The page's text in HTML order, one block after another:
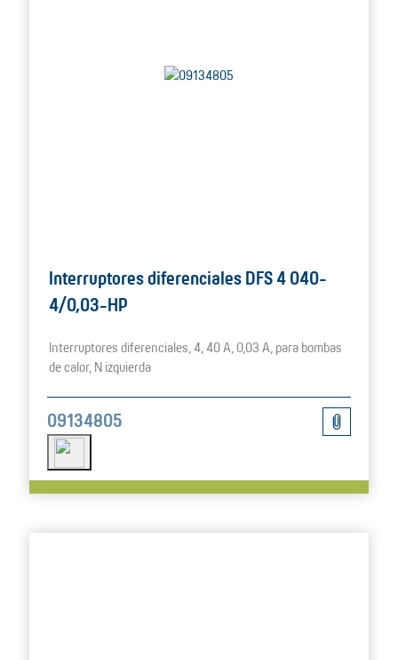
Interruptores diferenciales DFS 4 040-
4/0,03-HP
Interruptores diferenciales, 4, 40 A, 0,03 A, para bombas
de calor, N izquierda
09134805